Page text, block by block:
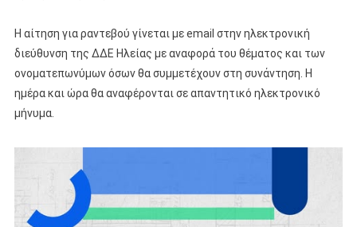
Η αίτηση για ραντεβού γίνεται με email στην ηλεκτρονική
διεύθυνση της ΔΔΕ Ηλείας με αναφορά του θέματος και των
ονοματεπωνύμων όσων θα συμμετέχουν στη συνάντηση. Η
ημέρα και ώρα θα αναφέρονται σε απαντητικό ηλεκτρονικό
μήνυμα.